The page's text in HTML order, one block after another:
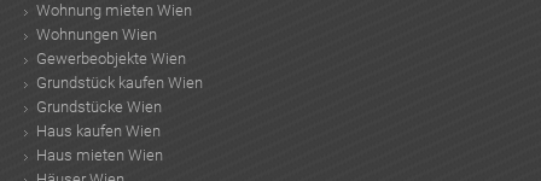
Wohnung mieten Wien
Wohnungen Wien
Gewerbeobjekte Wien
Grundstück kaufen Wien
Grundstücke Wien
Haus kaufen Wien
Haus mieten Wien